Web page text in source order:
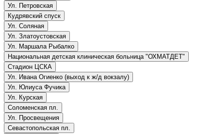
Ул. Петровская
Кудрявский спуск
Ул. Соляная
Ул. Златоустовская
Ул. Маршала Рыбалко
Национальная детская клиническая больница "ОХМАТДЕТ"
Стадион ЦСКА
Ул. Ивана Огиенко (выход к ж/д вокзалу)
Ул. Юлиуса Фучика
Ул. Курская
Соломенская пл.
Ул. Просвещения
Севастопольская пл.